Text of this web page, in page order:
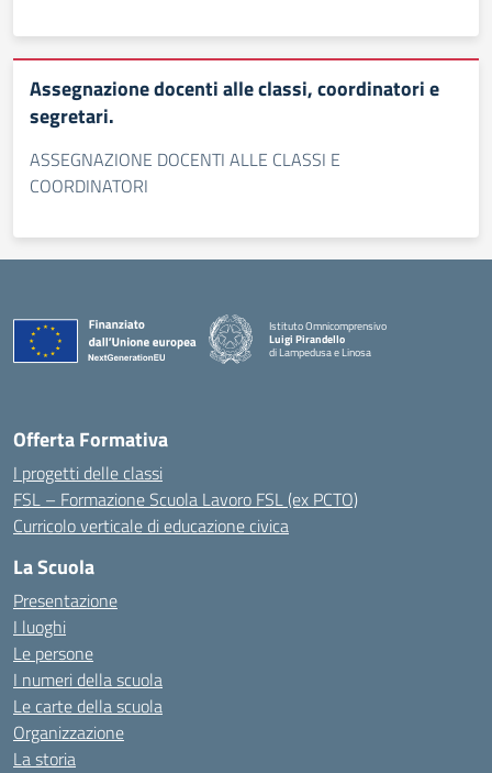
Assegnazione docenti alle classi, coordinatori e
segretari.
ASSEGNAZIONE DOCENTI ALLE CLASSI E
COORDINATORI
Istituto Omnicomprensivo
Luigi Pirandello
di Lampedusa e Linosa
Offerta Formativa
I progetti delle classi
FSL – Formazione Scuola Lavoro FSL (ex PCTO)
Curricolo verticale di educazione civica
La Scuola
Presentazione
I luoghi
Le persone
I numeri della scuola
Le carte della scuola
Organizzazione
La storia